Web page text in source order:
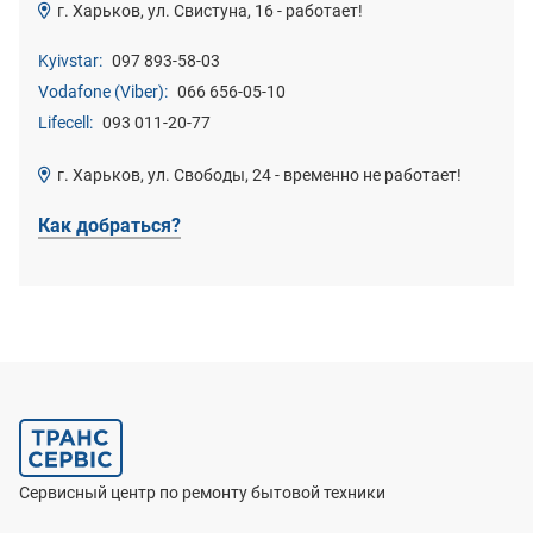
г. Харьков, ул. Свистуна, 16 - работает!
Kyivstar: 097 893-58-03
Vodafone (Viber): 066 656-05-10
Lifecell: 093 011-20-77
г. Харьков, ул. Свободы, 24 - временно не работает!
Как добраться?
Сервисный центр по ремонту бытовой техники